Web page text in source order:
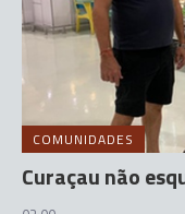
COMUNIDADES
Curaçau não